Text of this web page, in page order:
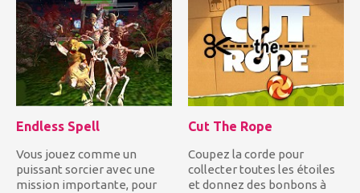
Endless Spell
Vous jouez comme un
puissant sorcier avec une
mission importante, pour
Cut The Rope
Coupez la corde pour
collecter toutes les étoiles
et donnez des bonbons à